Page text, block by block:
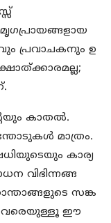
പ്രവാചകനും ഉ
കാതല്‍.
മാത്രം.
കാര്യ
വിഭിന്നങ്ങ
സങ്ക
വരെയുള്ളൂ ഈ